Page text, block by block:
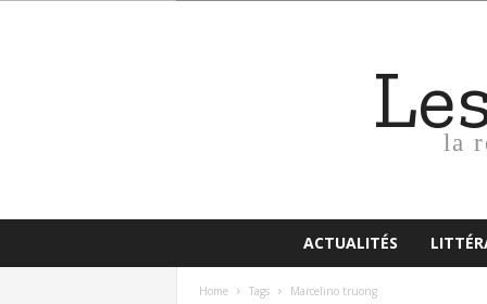
la
ACTUALITÉS
Home Tags Marcelino truong